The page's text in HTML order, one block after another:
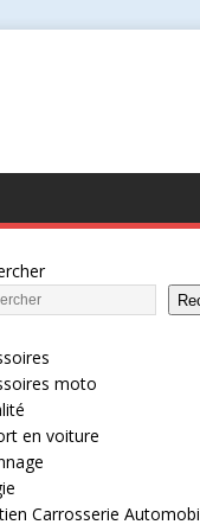
moto
en voiture
Carrosserie